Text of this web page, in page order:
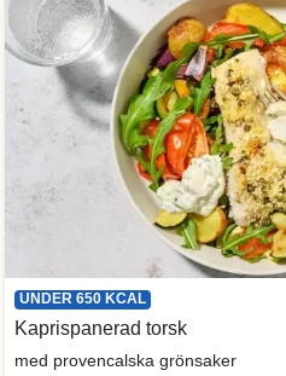
UNDER 650 KCAL
Kaprispanerad torsk
med provencalska grönsaker